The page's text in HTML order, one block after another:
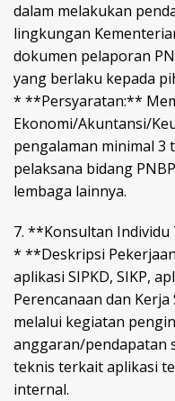
dalam melakukan
lingkungan
dokumen pelaporan
yang berlaku kepada
* **Persyaratan:**
Ekonomi/Akuntansi/
pengalaman minimal 3
pelaksana bidang
lembaga lainnya.
7. **Konsultan
* **Deskripsi
aplikasi SIPKD, SIKP,
Perencanaan dan
melalui kegiatan
anggaran/pendapatan
teknis terkait aplikasi
internal.